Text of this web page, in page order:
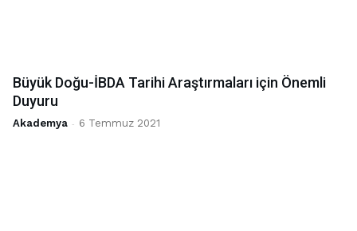
Büyük Doğu-İBDA Tarihi Araştırmaları için Önemli
Duyuru
Akademya - 6 Temmuz 2021